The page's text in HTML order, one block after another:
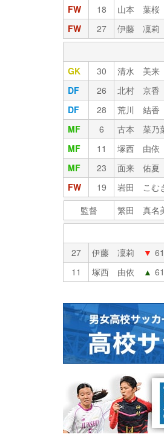
FW
18 山本 葉桜
FW
27 伊藤 凜莉
GK
30 清水 美来
DF
26 北村 京香
DF
28 荒川 結香
MF
6 古本 菜乃
MF
11 塚西 由依
MF
23 面来 佑夏
FW
19 岩田 こむ
監督
繁田 真名
27
伊藤 凜莉 ▼
11
塚西 由依 ▲